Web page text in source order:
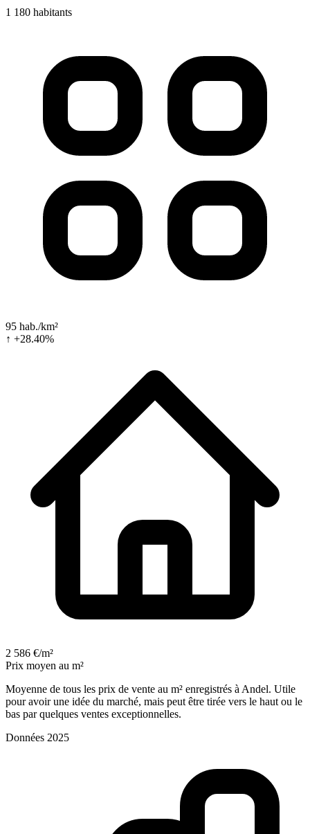
1 180 habitants
95 hab./km²
↑ +28.40%
2 586 €/m²
Prix moyen au m²
Moyenne de tous les prix de vente au m² enregistrés à Andel. Utile
pour avoir une idée du marché, mais peut être tirée vers le haut ou le
bas par quelques ventes exceptionnelles.
Données 2025